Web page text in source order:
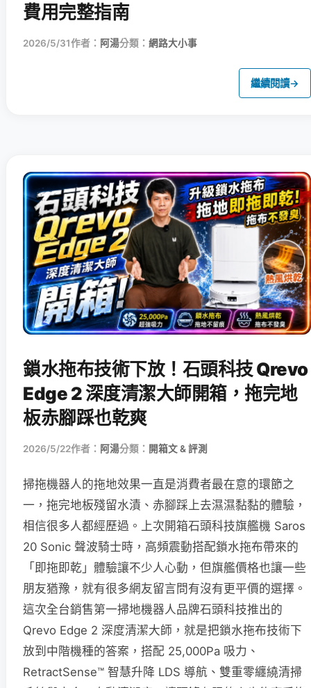
費用完整指南
2026/5/31作者： 阿湯分類： 網路大小事
繼續閱讀→
鎖水拖布技術下放！石頭科技 Qrevo
Edge 2 深度清潔大師開箱，拖完地
板赤腳踩也乾爽
2026/5/22作者： 阿湯分類： 開箱文 & 評測
掃拖機器人的拖地效果一直是消費者最在意的環節之
一，拖完地板殘留水漬、赤腳踩上去濕濕黏黏的體驗，
相信很多人都經歷過。上次開箱石頭科技旗艦機 Saros
20 Sonic 聲波騎士時，高頻震動搭配鎖水拖布帶來的
「即拖即乾」體驗讓不少人心動，但旗艦價格也讓一些
朋友猶豫，就有很多網友留言問有沒有更平價的選擇。
這次全台銷售第一掃地機器人品牌石頭科技推出的
Qrevo Edge 2 深度清潔大師，就是把鎖水拖布技術下
放到中階機種的答案，搭配 25,000Pa 吸力、
RetractSense™ 智慧升降 LDS 導航、雙重零纏繞清掃